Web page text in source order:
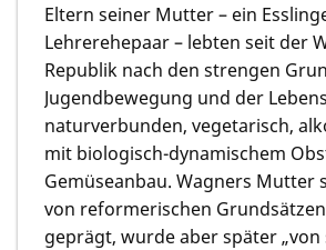
Eltern seiner Mutter – ein
Lehrerehepaar – lebten seit der
Republik nach den strengen
Jugendbewegung und der
naturverbunden, vegetarisch,
mit biologisch-dynamischem
Gemüseanbau. Wagners Mutter
von reformerischen
geprägt, wurde aber später